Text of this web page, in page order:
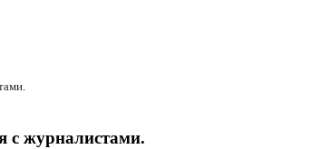
с журналистами.